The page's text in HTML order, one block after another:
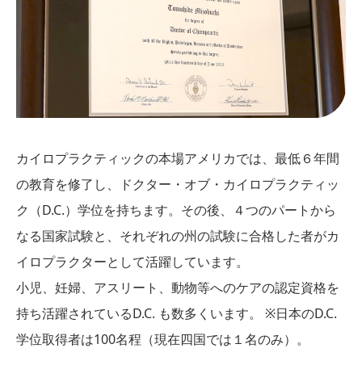
カイロプラクティックの本場アメリカでは、最低６年間
の教育を修了し、ドクター・オブ・カイロプラクティッ
ク（D.C.）学位を持ちます。その後、４つのパートから
なる国家試験と、それぞれの州の試験に合格した者がカ
イロプラクターとして活躍しています。
小児、妊婦、アスリート、動物等へのケアの認定資格を
持ち活躍されているD.C. も数多くいます。 ※日本のD.C.
学位取得者は100名程（現在四国では１名のみ）。